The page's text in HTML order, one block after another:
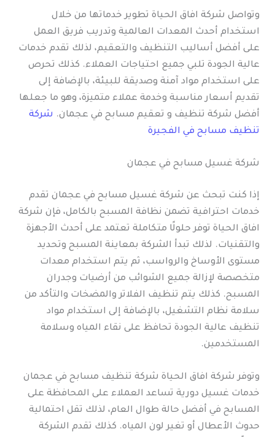
وتواصل شركة افاق الحياة تطوير خدماتها من خلال
استخدام أحدث المعدات العالمية وتدريب فريق العمل
على أفضل أساليب التنظيف والتعقيم، لذلك تقدم خدمات
عالية الجودة تلبي جميع احتياجات العملاء. كذلك تحرص
على استخدام مواد آمنة وصديقة للبيئة، بالإضافة إلى
تقديم أسعار مناسبة وخدمة عملاء متميزة، وهو ما جعلها
أفضل شركة تنظيف و تعقيم مسابح في عجمان. شركة
تنظيف مسابح في الفجيرة
شركة غسيل مسابح في عجمان
إذا كنت تبحث عن شركة غسيل مسابح في عجمان تقدم
خدمات احترافية تضمن نظافة المسبح بالكامل، فإن شركة
افاق الحياة توفر حلولًا متكاملة تعتمد على أحدث الأجهزة
والتقنيات. لذلك تبدأ الشركة بمعاينة المسبح وتحديد
مستوى الأوساخ والرواسب، ثم يتم استخدام معدات
متخصصة لإزالة جميع الشوائب من أرضيات وجدران
المسبح. كذلك يتم تنظيف الفلاتر والمضخات والتأكد من
سلامة نظام التشغيل، بالإضافة إلى استخدام مواد
تنظيف عالية الجودة تحافظ على نقاء المياه وسلامة
المستخدمين.
وتوفر شركة افاق الحياة شركة تنظيف مسابح في عجمان
خدمات غسيل دورية تساعد العملاء على المحافظة على
المسابح في أفضل حالة طوال العام، لذلك تقل احتمالية
حدوث الأعطال أو تغير لون المياه. كذلك تقدم الشركة